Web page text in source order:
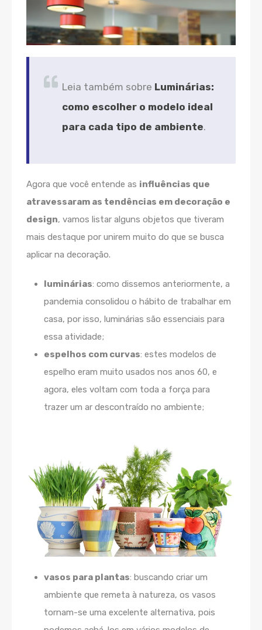
Leia também sobre Luminárias:
como escolher o modelo ideal
para cada tipo de ambiente.
Agora que você entende as influências que
atravessaram as tendências em decoração e
design, vamos listar alguns objetos que tiveram
mais destaque por unirem muito do que se busca
aplicar na decoração.
luminárias: como dissemos anteriormente, a
pandemia consolidou o hábito de trabalhar em
casa, por isso, luminárias são essenciais para
essa atividade;
espelhos com curvas: estes modelos de
espelho eram muito usados nos anos 60, e
agora, eles voltam com toda a força para
trazer um ar descontraído no ambiente;
vasos para plantas: buscando criar um
ambiente que remeta à natureza, os vasos
tornam-se uma excelente alternativa, pois